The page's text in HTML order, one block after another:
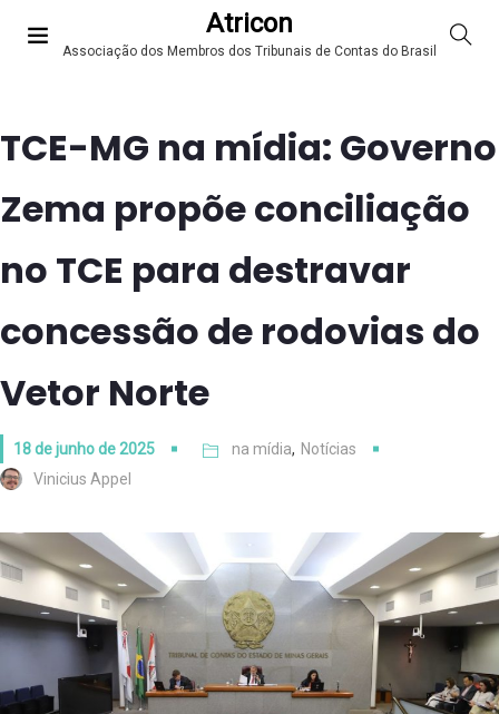
Atricon
Associação dos Membros dos Tribunais de Contas do Brasil
TCE-MG na mídia: Governo
Zema propõe conciliação
no TCE para destravar
concessão de rodovias do
Vetor Norte
18 de junho de 2025 na mídia, Notícias
Vinicius Appel